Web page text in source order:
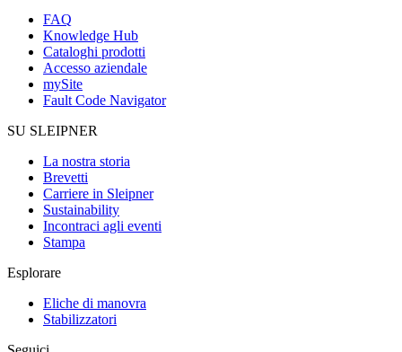
FAQ
Knowledge Hub
Cataloghi prodotti
Accesso aziendale
mySite
Fault Code Navigator
SU SLEIPNER
La nostra storia
Brevetti
Carriere in Sleipner
Sustainability
Incontraci agli eventi
Stampa
Esplorare
Eliche di manovra
Stabilizzatori